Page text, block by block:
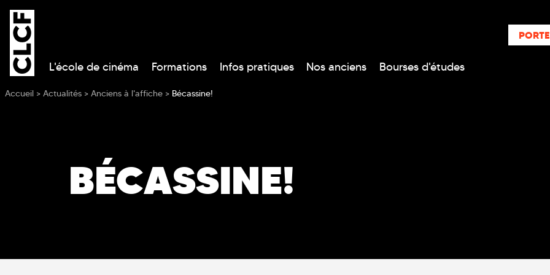
BÉCASSINE!
L'école de cinéma Formations Infos pratiques Nos anciens
Bourses d'études
Vous êtes ici
Accueil > Actualités > Anciens à l'affiche > Bécassine!